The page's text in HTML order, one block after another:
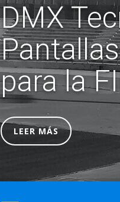
DMX
para la
LEER MÁS